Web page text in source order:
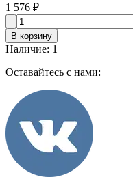
1 576 ₽
В корзину
Наличие: 1
Оставайтесь с нами: